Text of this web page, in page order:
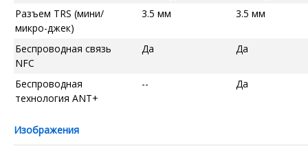
Разъем TRS (мини/
микро-джек)
3.5 мм 3.5 мм
Беспроводная связь
NFC
Да Да
Беспроводная
технология ANT+
-- Да
Изображения